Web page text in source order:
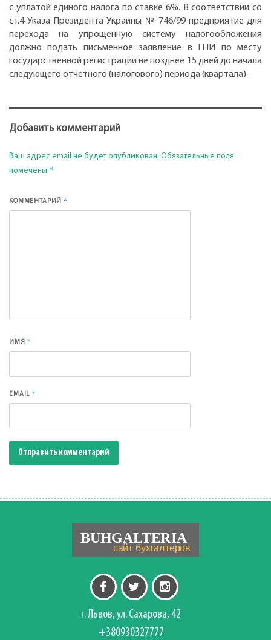
с уплатой единого налога по ставке 6%. В соответствии со
ст.4 Указа Президента Украины № 746/99 предприятие для
перехода на упрощенную систему налогообложения
должно подать письменное заявление в ГНИ по месту
государственной регистрации не позднее 15 дней до начала
следующего отчетного (налогового) периода (квартала).
Добавить комментарий
Ваш адрес email не будет опубликован. Обязательные поля
помечены *
КОММЕНТАРИЙ*
ИМЯ*
EMAIL*
г. Львов, ул. Сахарова, 42
+380930327777